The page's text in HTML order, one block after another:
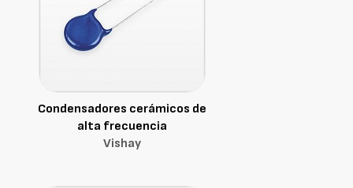
Condensadores cerámicos de
alta frecuencia
Vishay